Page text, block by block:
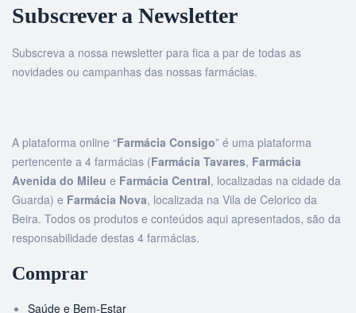
Subscrever a Newsletter
Subscreva a nossa newsletter para fica a par de todas as
novidades ou campanhas das nossas farmácias.
A plataforma online “Farmácia Consigo” é uma plataforma
pertencente a 4 farmácias (Farmácia Tavares, Farmácia
Avenida do Mileu e Farmácia Central, localizadas na cidade da
Guarda) e Farmácia Nova, localizada na Vila de Celorico da
Beira. Todos os produtos e conteúdos aqui apresentados, são da
responsabilidade destas 4 farmácias.
Comprar
Saúde e Bem-Estar